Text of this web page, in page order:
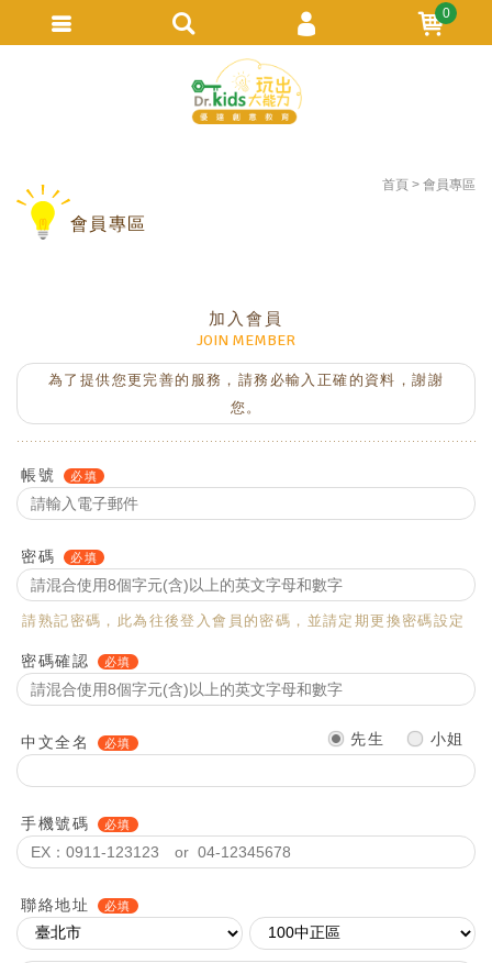
首頁 會員專區
會員專區
加入會員
JOIN MEMBER
為了提供您更完善的服務，請務必輸入正確的資料，謝謝
您。
帳號
密碼
請熟記密碼，此為往後登入會員的密碼，並請定期更換密碼設定
密碼確認
中文全名 先生 小姐
手機號碼
聯絡地址
0
會員登入
會員註冊
追蹤清單
繁體中文